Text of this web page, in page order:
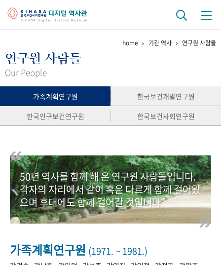
걸어온 길 기관 변천사
연구 역사
정책과 연구 키워드로 보는 연구 역사
연구자들
간행물 변천사
기록물 아카이브
사진 아카이브 문서 기록물 행정박물 영상 기록물
50+1주년 기념
+1
home 기관 역사 연구원 사람들
연구원 사람들
Our People
가족계획연구원
한국보건개발연구원
한국인구보건연구원
한국보건사회연구원
50년 역사를 함께 해 온 연구원 사람들입니다.
각자의 자리에서 같이 혹은 다르게 함께 걸어왔
으며 후대에도 함께 걸어갈 것입니다.
가족계획연구원 (1971. ~ 1981.)